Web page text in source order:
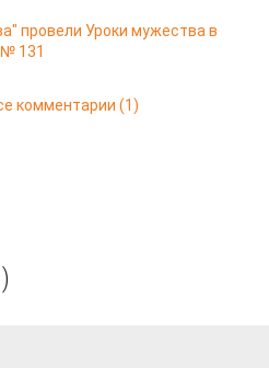
провели Уроки мужества в
131
комментарии (1)